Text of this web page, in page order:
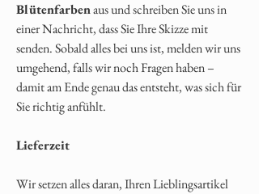
Blütenfarbenaus und schreiben Sie uns in
einer Nachricht, dass Sie Ihre Skizze mit
senden. Sobald alles bei uns ist, melden wir uns
umgehend, falls wir noch Fragen haben –
damit am Ende genau das entsteht, was sich für
Sie richtig anfühlt.
Lieferzeit
Wir setzen alles daran, Ihren Lieblingsartikel